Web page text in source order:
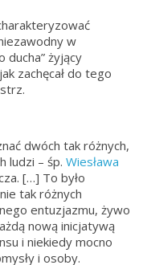
w
ducha” żyjący
zachęcał do tego
dwóch tak różnych,
ludzi – śp. Wiesława
[…] To było
tak różnych
entuzjazmu, żywo
nową inicjatywą
i niekiedy mocno
i osoby.